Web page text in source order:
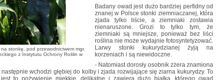
stonkę, pod przewodnictwem mgr.
z Instytutu Ochrony Roślin w
Badany owad jest dużo bardziej perfidny od
znanej w Polsce stonki ziemniaczanej, która
zjada tylko liście, a ziemniaki zostawia
nienaruszone. Grozi to tylko tym, że
ziemniaki są mniejsze, ponieważ bez liści
roślina nie może wydajnie fotosyntetyzować.
Larwy stonki kukurydzianej żyją na
korzeniach i są niewidoczne.
- Natomiast dorosły osobnik zżera znamiona
następnie wchodzi głębiej do kolby i zjada rozwijające się ziarna kukurydzy. To